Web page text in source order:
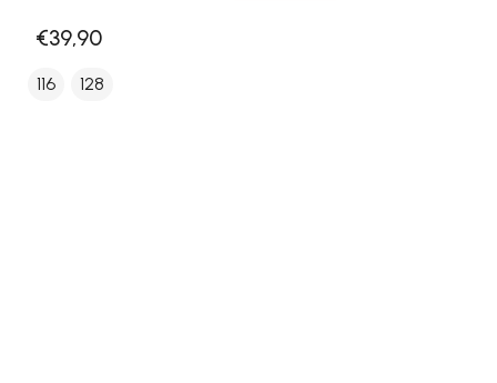
€39,90
116 128